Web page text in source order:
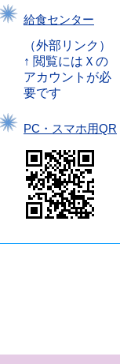
給食センター
（外部リンク）
↑ 閲覧にはＸの
アカウントが必
要です
PC・スマホ用QR